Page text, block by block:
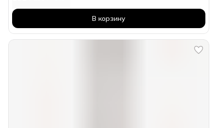
В корзину